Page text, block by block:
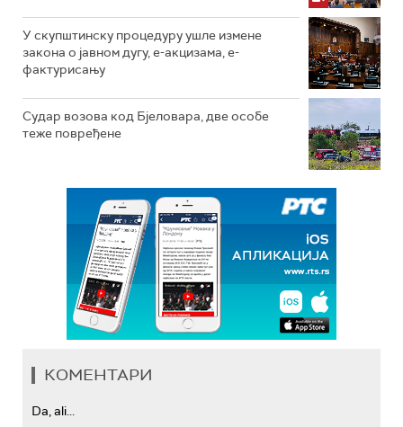
У скупштинску процедуру ушле измене
закона о јавном дугу, е-акцизама, е-
фактурисању
Судар возова код Бјеловара, две особе
теже повређене
КОМЕНТАРИ
Da, ali...